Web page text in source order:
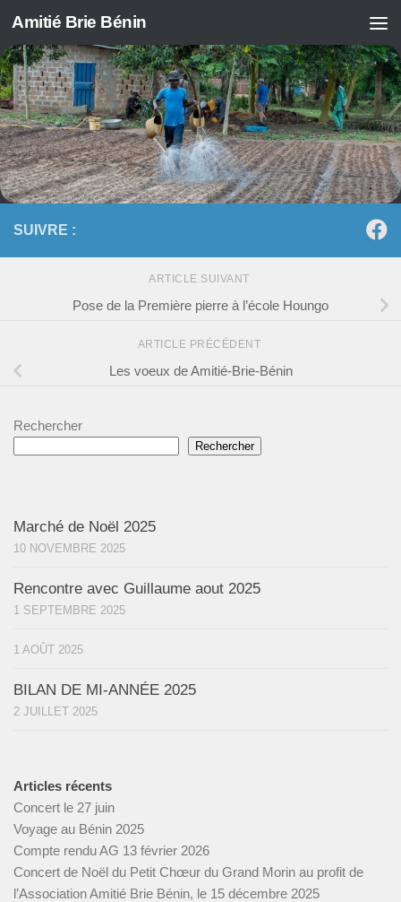
Skip to content
Amitié Brie Bénin
SUIVRE :
ARTICLE SUIVANT
Pose de la Première pierre à l’école Houngo
ARTICLE PRÉCÉDENT
Les voeux de Amitié-Brie-Bénin
Rechercher
Rechercher
Marché de Noël 2025
10 NOVEMBRE 2025
Rencontre avec Guillaume aout 2025
1 SEPTEMBRE 2025
1 AOÛT 2025
BILAN DE MI-ANNÉE 2025
2 JUILLET 2025
Articles récents
Concert le 27 juin
Voyage au Bénin 2025
Compte rendu AG 13 février 2026
Concert de Noël du Petit Chœur du Grand Morin au profit de
l’Association Amitié Brie Bénin, le 15 décembre 2025